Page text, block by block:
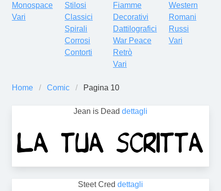
Monospace
Vari
Stilosi
Classici
Spirali
Corrosi
Contorti
Fiamme
Decorativi
Dattilografici
War Peace
Retrò
Vari
Western
Romani
Russi
Vari
Home Comic Pagina 10
Jean is Dead dettagli
Steet Cred dettagli